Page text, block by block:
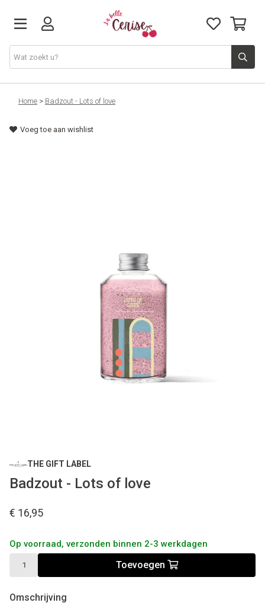
Just arrived
Juwelen & Accessoires
Home > Badzout - Lots of love
Voeg toe aan wishlist
THE GIFT LABEL
Badzout - Lots of love
€ 16,95
Op voorraad, verzonden binnen 2-3 werkdagen
Toevoegen
Omschrijving